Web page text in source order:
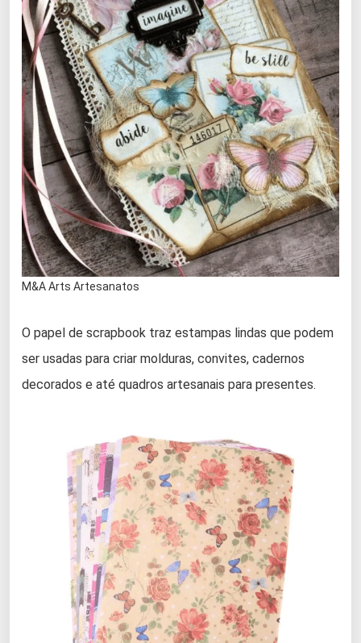
M&A Arts Artesanatos
O papel de scrapbook traz estampas lindas que podem
ser usadas para criar molduras, convites, cadernos
decorados e até quadros artesanais para presentes.